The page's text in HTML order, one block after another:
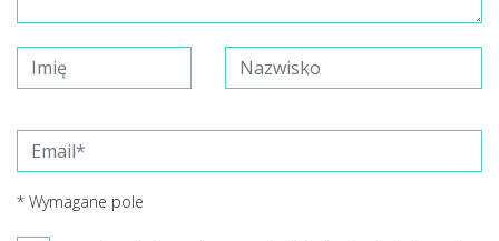
* Wymagane pole